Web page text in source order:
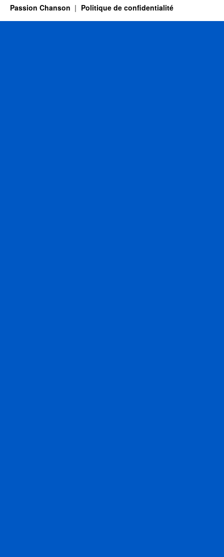
Passion Chanson Politique de confidentialité